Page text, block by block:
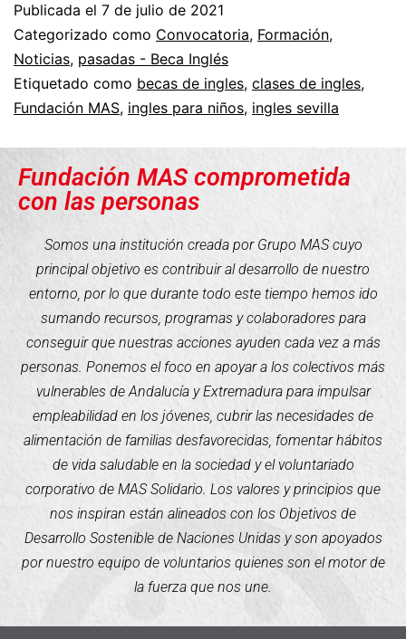
Publicada el 7 de julio de 2021
Categorizado como Convocatoria, Formación,
Noticias, pasadas - Beca Inglés
Etiquetado como becas de ingles, clases de ingles,
Fundación MAS, ingles para niños, ingles sevilla
Fundación MAS comprometida
con las personas
Somos una institución creada por Grupo MAS cuyo
principal objetivo es contribuir al desarrollo de nuestro
entorno, por lo que durante todo este tiempo hemos ido
sumando recursos, programas y colaboradores para
conseguir que nuestras acciones ayuden cada vez a más
personas. Ponemos el foco en apoyar a los colectivos más
vulnerables de Andalucía y Extremadura para impulsar
empleabilidad en los jóvenes, cubrir las necesidades de
alimentación de familias desfavorecidas, fomentar hábitos
de vida saludable en la sociedad y el voluntariado
corporativo de MAS Solidario. Los valores y principios que
nos inspiran están alineados con los Objetivos de
Desarrollo Sostenible de Naciones Unidas y son apoyados
por nuestro equipo de voluntarios quienes son el motor de
la fuerza que nos une.